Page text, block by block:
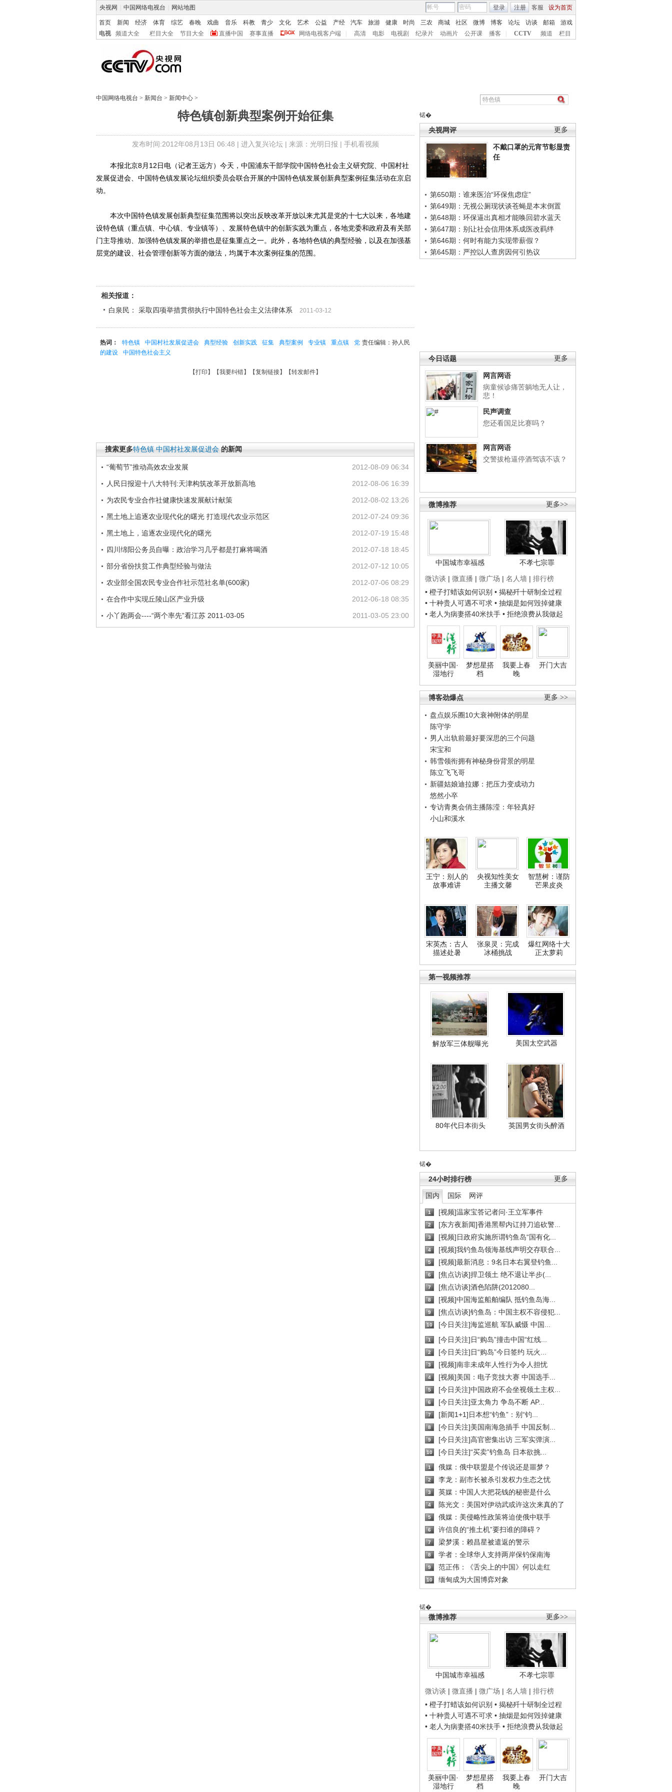
央视网 中国网络电视台 网站地图 客服 设为首页
登录 注册
首页 新闻 经济 体育 综艺 春晚 戏曲 音乐 科教 青少 文化 艺术 公益 产经 汽车 旅游 健康 时尚 三农 商城 社区 微博 博客 论坛 访谈 邮箱
游戏
电视
频道大全 栏目大全 节目大全 直播中国 赛事直播 网络电视客户端 高清 电影 电视剧 纪录片 动画片 公开课 播客 CCTV 频道 栏目
中国网络电视台 > 新闻台 > 新闻中心 >
特色镇创新典型案例开始征集
发布时间:2012年08月13日 06:48 | 进入复兴论坛| 来源：光明日报 | 手机看视频
锘�
更多
央视网评
不戴口罩的元宵节彰显责
任
第650期：谁来医治“环保焦虑症”
第649期：无视公厕现状谈苍蝇是本末倒置
第648期：环保逼出真相才能唤回碧水蓝天
第647期：别让社会信用体系成医改羁绊
第646期：何时有能力实现带薪假？
第645期：严控以人查房因何引热议
更多
今日话题
网言网语
病童候诊痛苦躺地无人让，
悲！
民声调查
您还看国足比赛吗？
网言网语
交警拔枪逼停酒驾该不该？
更多>>
微博推荐
中国城市幸福感
不孝七宗罪
微访谈 | 微直播 | 微广场 | 名人墙 | 排行榜
• 橙子打蜡该如何识别 • 揭秘歼十研制全过程
• 十种贵人可遇不可求 • 抽烟是如何毁掉健康
• 老人为病妻搭40米扶手 • 拒绝浪费从我做起
美丽中国·
湿地行
梦想星搭
档
我要上春
晚
开门大吉
更多 >>
博客劲爆点
盘点娱乐圈10大衰神附体的明星
陈守学
男人出轨前最好要深思的三个问题
宋宝和
韩雪领衔拥有神秘身份背景的明星
陈立飞飞哥
新疆姑娘迪拉娜：把压力变成动力
悠然小卒
专访青奥会俏主播陈滢：年轻真好
小山和溪水
王宁：别人的
故事难讲
央视知性美女
主播文馨
智慧树：谨防
芒果皮炎
宋英杰：古人
描述处暑
张泉灵：完成
冰桶挑战
爆红网络十大
正太萝莉
第一视频推荐
解放军三体舰曝光 美国太空武器
80年代日本街头 英国男女街头醉酒
锘�
更多
24小时排行榜
国内 国际 网评
1 [视频]温家宝答记者问·王立军事件
2 [东方夜新闻]香港黑帮内讧持刀追砍警...
3 [视频]日政府实施所谓钓鱼岛“国有化...
4 [视频]我钓鱼岛领海基线声明交存联合...
5 [视频]最新消息：9名日本右翼登钓鱼...
6 [焦点访谈]捍卫领土 绝不退让半步(...
7 [焦点访谈]酒色陷阱(2012080...
8 [视频]中国海监船舶编队 抵钓鱼岛海...
9 [焦点访谈]钓鱼岛：中国主权不容侵犯...
10 [今日关注]海监巡航 军队威慑 中国...
1 [今日关注]日“购岛”撞击中国“红线...
2 [今日关注]日“购岛”今日签约 玩火...
3 [视频]南非未成年人性行为令人担忧
4 [视频]美国：电子竞技大赛 中国选手...
5 [今日关注]中国政府不会坐视领土主权...
6 [今日关注]亚太角力 争岛不断 AP...
7 [新闻1+1]日本想“钓鱼”：别“钓...
8 [今日关注]美国南海急插手 中国反制...
9 [今日关注]高官密集出访 三军实弹演...
10 [今日关注]“买卖”钓鱼岛 日本欲挑...
1 俄媒：俄中联盟是个传说还是噩梦？
2 李龙：副市长被杀引发权力生态之忧
3 英媒：中国人大把花钱的秘密是什么
4 陈光文：美国对伊动武或许这次来真的了
5 俄媒：美侵略性政策将迫使俄中联手
6 许信良的“推土机”要扫谁的障碍？
7 梁梦溪：赖昌星被遣返的警示
8 学者：全球华人支持两岸保钓保南海
9 范正伟：《舌尖上的中国》何以走红
10 缅甸成为大国博弈对象
锘�
更多>>
微博推荐
中国城市幸福感
不孝七宗罪
微访谈 | 微直播 | 微广场 | 名人墙 | 排行榜
• 橙子打蜡该如何识别 • 揭秘歼十研制全过程
• 十种贵人可遇不可求 • 抽烟是如何毁掉健康
• 老人为病妻搭40米扶手 • 拒绝浪费从我做起
美丽中国·
湿地行
梦想星搭
档
我要上春
晚
开门大吉
本报北京8月12日电（记者王远方）今天，中国浦东干部学院中国特色社会主义研究院、中国村社
发展促进会、中国特色镇发展论坛组织委员会联合开展的中国特色镇发展创新典型案例征集活动在京启
动。
本次中国特色镇发展创新典型征集范围将以突出反映改革开放以来尤其是党的十七大以来，各地建
设特色镇（重点镇、中心镇、专业镇等）、发展特色镇中的创新实践为重点，各地党委和政府及有关部
门主导推动、加强特色镇发展的举措也是征集重点之一。此外，各地特色镇的典型经验，以及在加强基
层党的建设、社会管理创新等方面的做法，均属于本次案例征集的范围。
相关报道：
白泉民： 采取四项举措贯彻执行中国特色社会主义法律体系
2011-03-12
责任编辑：孙人民
热词： 特色镇 中国村社发展促进会 典型经验 创新实践 征集 典型案例 专业镇 重点镇
党
的建设
中国特色社会主义
【打印 】【我要纠错】【复制链接】【转发邮件】
搜索更多特色镇 中国村社发展促进会 的新闻
2012-08-09 06:34
“葡萄节”推动高效农业发展
2012-08-06 16:39
人民日报迎十八大特刊:天津构筑改革开放新高地
2012-08-02 13:26
为农民专业合作社健康快速发展献计献策
2012-07-24 09:36
黑土地上追逐农业现代化的曙光 打造现代农业示范区
2012-07-19 15:48
黑土地上，追逐农业现代化的曙光
2012-07-18 18:45
四川绵阳公务员自曝：政治学习几乎都是打麻将喝酒
2012-07-12 10:05
部分省份扶贫工作典型经验与做法
2012-07-06 08:29
农业部全国农民专业合作社示范社名单(600家)
2012-06-18 08:35
在合作中实现丘陵山区产业升级
2011-03-05 23:00
小丫跑两会----“两个率先”看江苏 2011-03-05